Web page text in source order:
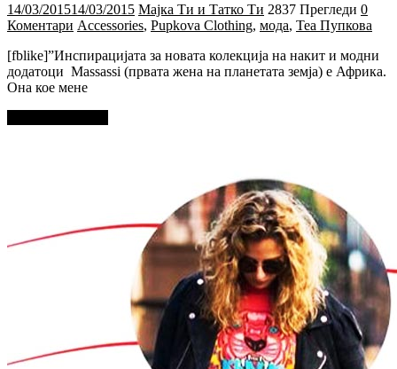
14/03/201514/03/2015 Мајка Ти и Татко Ти 2837 Прегледи 0
Коментари Accessories, Pupkova Clothing, мода, Теа Пупкова
[fblike]”Инспирацијата за новата колекција на накит и модни
додатоци Massassi (првата жена на планетата земја) е Африка.
Она кое мене